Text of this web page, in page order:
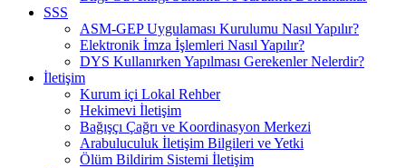
SSS
ASM-GEP Uygulaması Kurulumu Nasıl Yapılır?
Elektronik İmza İşlemleri Nasıl Yapılır?
DYS Kullanırken Yapılması Gerekenler Nelerdir?
İletişim
Kurum içi Lokal Rehber
Hekimevi İletişim
Bağışçı Çağrı ve Koordinasyon Merkezi
Arabuluculuk İletişim Bilgileri ve Yetki
Ölüm Bildirim Sistemi İletişim